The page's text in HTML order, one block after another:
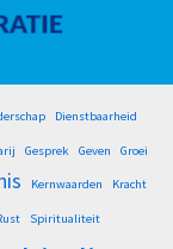
Dienstbaarheid
Gesprek Geven Groei
Kernwaarden Kracht
Spiritualiteit